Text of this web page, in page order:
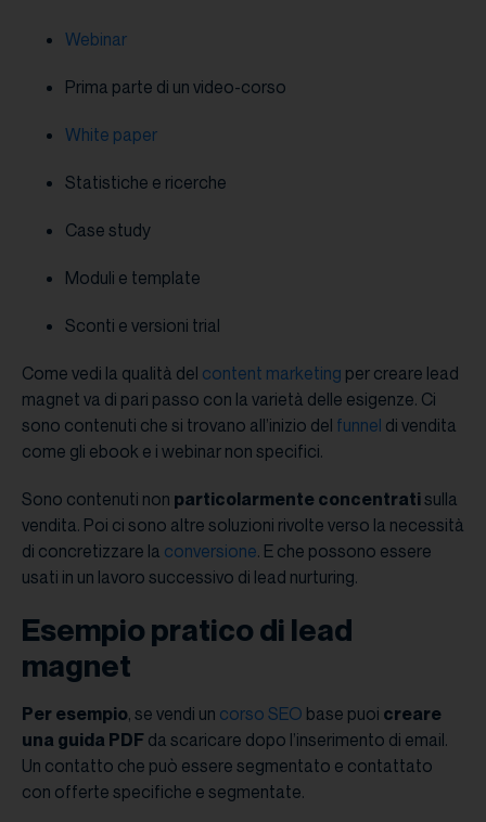
Webinar
Prima parte di un video-corso
White paper
Statistiche e ricerche
Case study
Moduli e template
Sconti e versioni trial
Come vedi la qualità del content marketing per creare lead
magnet va di pari passo con la varietà delle esigenze. Ci
sono contenuti che si trovano all’inizio del funnel di vendita
come gli ebook e i webinar non specifici.
Sono contenuti non particolarmente concentratisulla
vendita. Poi ci sono altre soluzioni rivolte verso la necessità
di concretizzare la conversione. E che possono essere
usati in un lavoro successivo di lead nurturing.
Esempio pratico di lead
magnet
Per esempio, se vendi un corso SEO base puoi creare
una guida PDF da scaricare dopo l’inserimento di email.
Un contatto che può essere segmentato e contattato
con offerte specifiche e segmentate.